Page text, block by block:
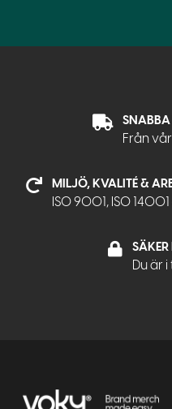
SNABBA
Från
MILJÖ, KVALITÉ &
ISO 9001, ISO
Du är